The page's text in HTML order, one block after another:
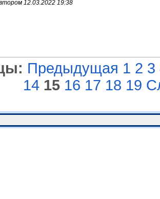
12.03.2022 19:38
Предыдущая 1 2 3
1415 16 17 18 19